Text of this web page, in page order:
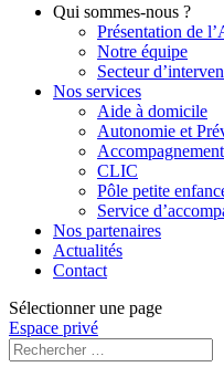
Qui sommes-nous ?
Présentation de
Notre équipe
Secteur
Nos services
Aide à domicile
Autonomie et
CLIC
Pôle petite
Service
Nos partenaires
Actualités
Contact
Sélectionner une page
Espace privé